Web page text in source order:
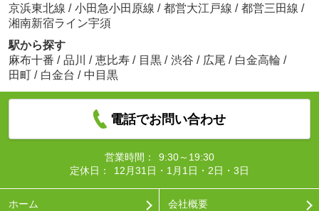
京浜東北線 / 小田急小田原線 / 都営大江戸線 / 都営三田線 /
湘南新宿ライン宇須
駅から探す
麻布十番 / 品川 / 恵比寿 / 目黒 / 渋谷 / 広尾 / 白金高輪 /
田町 / 白金台 / 中目黒
電話でお問い合わせ
営業時間：
9:30～19:30
定休日：
12月31日・1月1日・2日・3日
ホーム 会社概要